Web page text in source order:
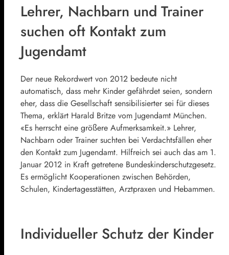
Lehrer, Nachbarn und Trainer
suchen oft Kontakt zum
Jugendamt
Der neue Rekordwert von 2012 bedeute nicht
automatisch, dass mehr Kinder gefährdet seien, sondern
eher, dass die Gesellschaft sensibilisierter sei für dieses
Thema, erklärt Harald Britze vom Jugendamt München.
«Es herrscht eine größere Aufmerksamkeit.» Lehrer,
Nachbarn oder Trainer suchten bei Verdachtsfällen eher
den Kontakt zum Jugendamt. Hilfreich sei auch das am 1.
Januar 2012 in Kraft getretene Bundeskinderschutzgesetz.
Es ermöglicht Kooperationen zwischen Behörden,
Schulen, Kindertagesstätten, Arztpraxen und Hebammen.
Individueller Schutz der Kinder